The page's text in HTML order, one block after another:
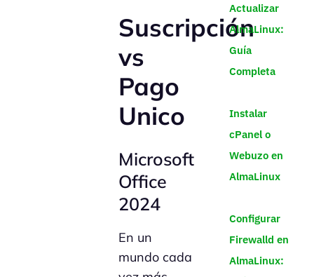
Suscripción
vs
Pago
Unico
Microsoft
Office
2024
En un
mundo cada
Actualizar
AlmaLinux:
Guía
Completa
Instalar
cPanel o
Webuzo en
AlmaLinux
Configurar
Firewalld en
AlmaLinux: